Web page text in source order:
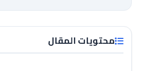
محتويات المقال